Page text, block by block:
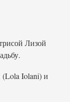
Лизой
(Lola Iolani) и